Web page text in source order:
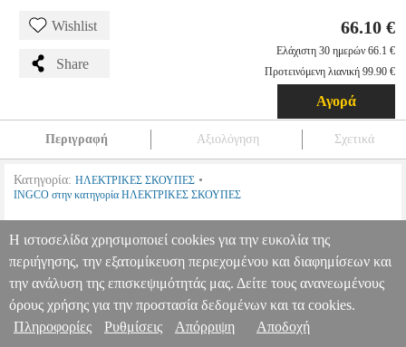
Wishlist
Share
66.10 €
Ελάχιστη 30 ημερών 66.1 €
Προτεινόμενη λιανική 99.90 €
Αγορά
Περιγραφή Αξιολόγηση Σχετικά
Κατηγορία: ΗΛΕΚΤΡΙΚΕΣ ΣΚΟΥΠΕΣ •
INGCO στην κατηγορία ΗΛΕΚΤΡΙΚΕΣ ΣΚΟΥΠΕΣ
-
ΗΛΕΚΤΡΙΚΗ ΣΚΟΥΠΑ ΥΓΡΩΝ / ΣΤΕΡΕΩΝ 12 LIT 800W
INGCO VC14122 HAP.305980 HAP.305980 INGCO INGCO
ΗΛΕΚΤΡΙΚΕΣ ΣΚΟΥΠΕΣ Κατηγορία: ΗΛΕΚΤΡΙΚΕΣ ΣΚΟΥΠΕΣ
•INGCO στην κατηγορία ΗΛΕΚΤΡΙΚΕΣ ΣΚΟΥΠΕΣ -
ΗΛΕΚΤΡΙΚΗ ΣΚΟΥΠΑ ΥΓΡΩΝ / ΣΤΕΡΕΩΝ 12 LIT 800W
INGCO VC14122
Πληροφορίες & Υπηρεσίες >
Η ιστοσελίδα χρησιμοποιεί cookies για την ευκολία της
περιήγησης, την εξατομίκευση περιεχομένου και διαφημίσεων και
την ανάλυση της επισκεψιμότητάς μας. Δείτε τους ανανεωμένους
όρους χρήσης για την προστασία δεδομένων και τα cookies.
Πληροφορίες
Ρυθμίσεις Απόρριψη Αποδοχή